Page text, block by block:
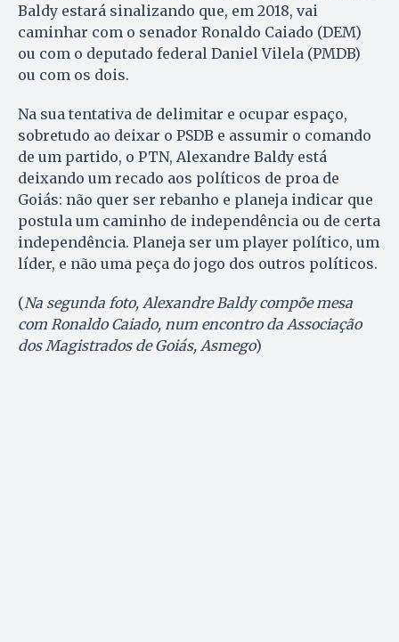
Baldy estará sinalizando que, em 2018, vai
caminhar com o senador Ronaldo Caiado (DEM)
ou com o deputado federal Daniel Vilela (PMDB)
ou com os dois.
Na sua tentativa de delimitar e ocupar espaço,
sobretudo ao deixar o PSDB e assumir o comando
de um partido, o PTN, Alexandre Baldy está
deixando um recado aos políticos de proa de
Goiás: não quer ser rebanho e planeja indicar que
postula um caminho de independência ou de certa
independência. Planeja ser um player político, um
líder, e não uma peça do jogo dos outros políticos.
(Na segunda foto, Alexandre Baldy compõe mesa
com Ronaldo Caiado, num encontro da Associação
dos Magistrados de Goiás, Asmego)